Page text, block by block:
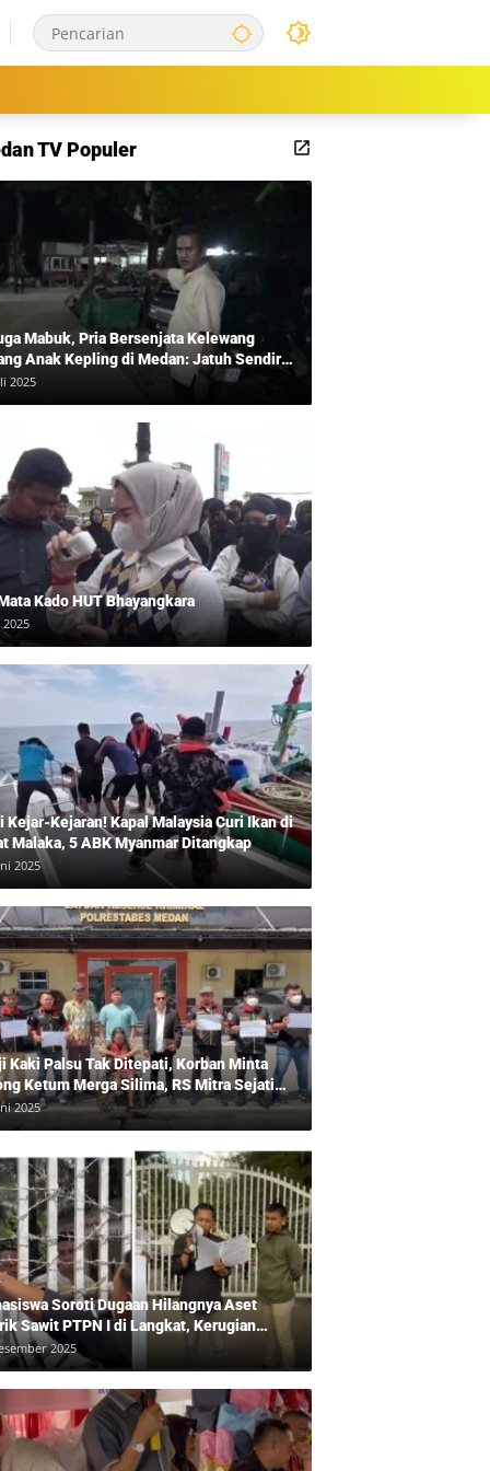
TV Populer
Mabuk, Pria Bersenjata Kelewang
Anak Kepling di Medan: Jatuh Sendiri
Mengamuk
2025
Kado HUT Bhayangkara
2025
Kejar-Kejaran! Kapal Malaysia Curi Ikan di
Malaka, 5 ABK Myanmar Ditangkap
2025
Kaki Palsu Tak Ditepati, Korban Minta
Ketum Merga Silima, RS Mitra Sejati
Kuasa Hukum, Hans Silalahi
Julita Cari Keadilan
2025
Soroti Dugaan Hilangnya Aset
Sawit PTPN I di Langkat, Kerugian
Ditaksir Rp20 Miliar
2025